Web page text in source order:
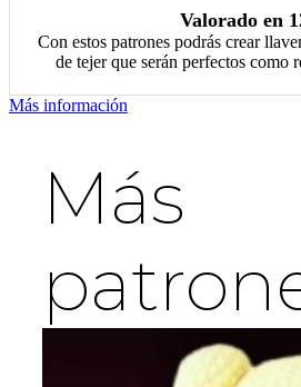
Valorado en
Con estos patrones podrás crear
de tejer que serán perfectos como
Más información
Más